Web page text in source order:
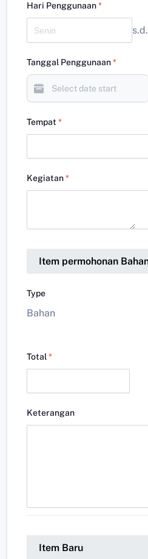
Hari Penggunaan*
s.d.
Tanggal Penggunaan*
Tempat *
Kegiatan*
Item permohonan
Type
Bahan
Total *
Keterangan
Item Baru